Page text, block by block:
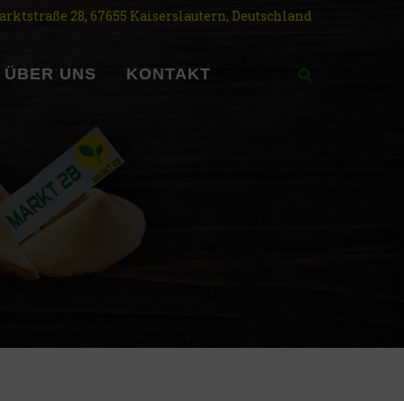
28, 67655 Kaiserslautern, Deutschland
ÜBER UNS KONTAKT